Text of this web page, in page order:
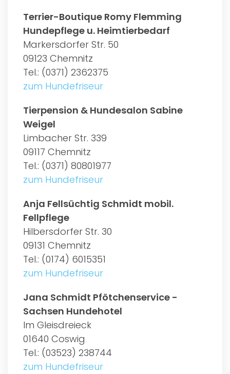
Terrier-Boutique Romy Flemming
Hundepflege u. Heimtierbedarf
Markersdorfer Str. 50
09123 Chemnitz
Tel.: (0371) 2362375
zum Hundefriseur
Tierpension & Hundesalon Sabine
Weigel
Limbacher Str. 339
09117 Chemnitz
Tel.: (0371) 80801977
zum Hundefriseur
Anja Fellsüchtig Schmidt mobil.
Fellpflege
Hilbersdorfer Str. 30
09131 Chemnitz
Tel.: (0174) 6015351
zum Hundefriseur
Jana Schmidt Pfötchenservice -
Sachsen Hundehotel
Im Gleisdreieck
01640 Coswig
Tel.: (03523) 238744
zum Hundefriseur